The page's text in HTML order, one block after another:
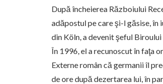
După încheierea Războiului
adăpostul pe care şi-l găsise,
din Köln, a devenit şeful
În 1996, el a recunoscut în faţa
Externe român că germanii îl
de ore după dezertarea lui, în